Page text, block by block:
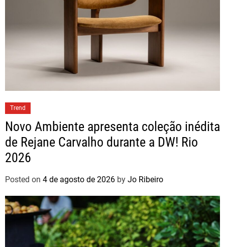
Trend
Novo Ambiente apresenta coleção inédita
de Rejane Carvalho durante a DW! Rio
2026
Posted on 4 de agosto de 2026 by Jo Ribeiro